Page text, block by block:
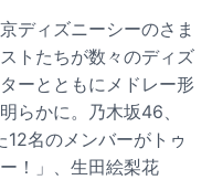
ディズニーシーのさま
トたちが数々のディズ
ーとともにメドレー形
らかに。乃木坂46、
名のメンバーがトゥ
！」、生田絵梨花